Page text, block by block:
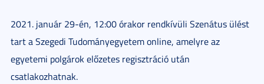
2021. január 29-én, 12:00 órakor rendkívüli Szenátus ülést
tart a Szegedi Tudományegyetem online, amelyre az
egyetemi polgárok előzetes regisztráció után
csatlakozhatnak.